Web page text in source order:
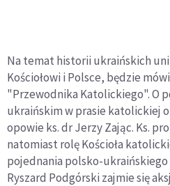
Na temat historii ukraińskich
Kościołowi i Polsce, będzie
"Przewodnika Katolickiego". O
ukraińskim w prasie katolickiej
opowie ks. dr Jerzy Zając. Ks.
natomiast rolę Kościoła
pojednania polsko-ukraińskiego
Ryszard Podgórski zajmie się